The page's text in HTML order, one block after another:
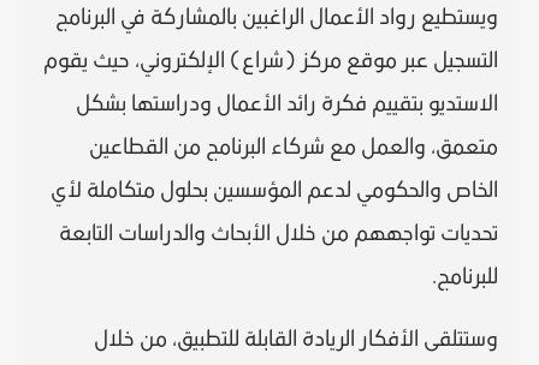
ويستطيع رواد الأعمال الراغبين بالمشاركة في البرنامج
التسجيل عبر موقع مركز (شراع) الإلكتروني، حيث يقوم
الاستديو بتقييم فكرة رائد الأعمال ودراستها بشكل
متعمق، والعمل مع شركاء البرنامج من القطاعين
الخاص والحكومي لدعم المؤسسين بحلول متكاملة لأي
تحديات تواجههم من خلال الأبحاث والدراسات التابعة
للبرنامج.
وستتلقى الأفكار الريادة القابلة للتطبيق، من خلال